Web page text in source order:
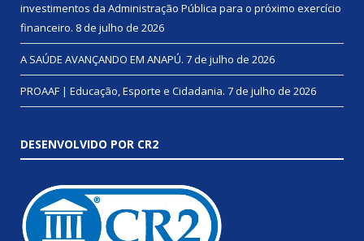
investimentos da Administração Pública para o próximo exercício
financeiro. 8 de julho de 2026
A SAÚDE AVANÇANDO EM ANAPÚ. 7 de julho de 2026
PROAAF | Educação, Esporte e Cidadania. 7 de julho de 2026
DESENVOLVIDO POR CR2